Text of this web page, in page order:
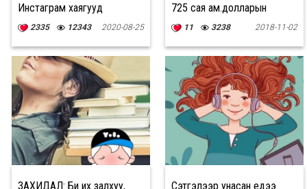
Инстаграм хаягууд
2335 12343 2020-08-25
725 сая ам.долларын
орлого олов
11 3238 2018-11-02
ЗАХИДАЛ: Би их залхуу, Сэтгэлээр унасан үедээ